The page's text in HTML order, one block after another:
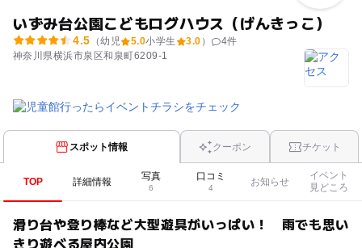
いずみ台公園こどもログハウス（げんきっこ）
4.5 （幼児 5.0小学生 3.0 ） 4件
神奈川県横浜市泉区和泉町6209‐1
スポット情報 クーポン チケット
TOP 詳細情報 写真
6
口コミ
4
お知らせ
イベント
見どころ
滑り台や登り棒など大型遊具がいっぱい！ 雨でも思い
きり遊べる屋内公園